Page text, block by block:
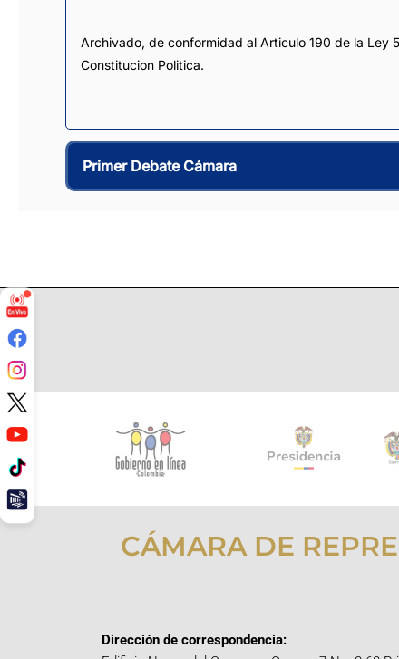
Archivado, de conformidad al Articulo 190 de la Ley
Constitucion Politica.
Primer Debate Cámara
CÁMARA DE
Dirección de correspondencia: